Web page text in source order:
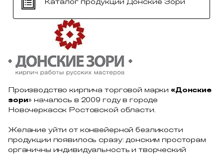
Каталог продукции Донские Зори
Производство кирпича торговой марки «Донские
зори» началось в 2009 году в городе
Новочеркасск Ростовской области.
Желание уйти от конвейерной безликости
продукции появилось сразу: донским просторам
органичны индивидуальность и творческий